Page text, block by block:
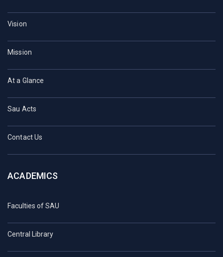
Vision
Mission
At a Glance
Sau Acts
Contact Us
ACADEMICS
Faculties of SAU
Central Library